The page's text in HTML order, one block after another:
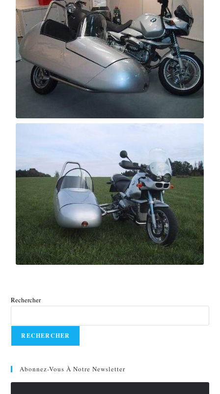
Rechercher
RECHERCHER
Abonnez-Vous À Notre Newsletter